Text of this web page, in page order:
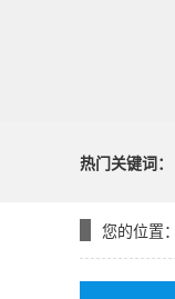
热门关键词：
您的位置：